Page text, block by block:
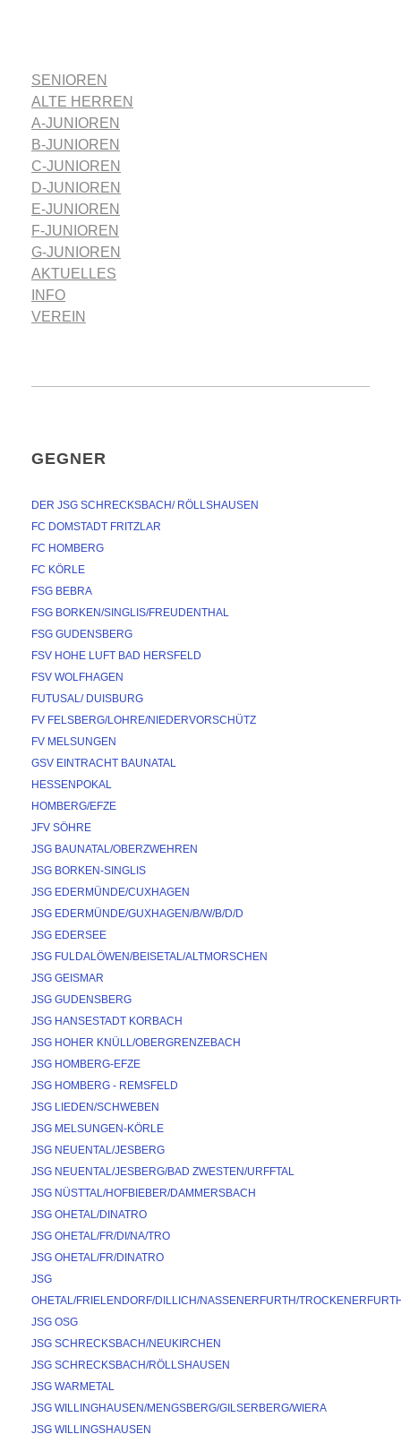
SENIOREN
ALTE HERREN
A-JUNIOREN
B-JUNIOREN
C-JUNIOREN
D-JUNIOREN
E-JUNIOREN
F-JUNIOREN
G-JUNIOREN
AKTUELLES
INFO
VEREIN
GEGNER
DER JSG SCHRECKSBACH/ RÖLLSHAUSEN
FC DOMSTADT FRITZLAR
FC HOMBERG
FC KÖRLE
FSG BEBRA
FSG BORKEN/SINGLIS/FREUDENTHAL
FSG GUDENSBERG
FSV HOHE LUFT BAD HERSFELD
FSV WOLFHAGEN
FUTUSAL/ DUISBURG
FV FELSBERG/LOHRE/NIEDERVORSCHÜTZ
FV MELSUNGEN
GSV EINTRACHT BAUNATAL
HESSENPOKAL
HOMBERG/EFZE
JFV SÖHRE
JSG BAUNATAL/OBERZWEHREN
JSG BORKEN-SINGLIS
JSG EDERMÜNDE/CUXHAGEN
JSG EDERMÜNDE/GUXHAGEN/B/W/B/D/D
JSG EDERSEE
JSG FULDALÖWEN/BEISETAL/ALTMORSCHEN
JSG GEISMAR
JSG GUDENSBERG
JSG HANSESTADT KORBACH
JSG HOHER KNÜLL/OBERGRENZEBACH
JSG HOMBERG-EFZE
JSG HOMBERG - REMSFELD
JSG LIEDEN/SCHWEBEN
JSG MELSUNGEN-KÖRLE
JSG NEUENTAL/JESBERG
JSG NEUENTAL/JESBERG/BAD ZWESTEN/URFFTAL
JSG NÜSTTAL/HOFBIEBER/DAMMERSBACH
JSG OHETAL/DINATRO
JSG OHETAL/FR/DI/NA/TRO
JSG OHETAL/FR/DINATRO
JSG
OHETAL/FRIELENDORF/DILLICH/NASSENERFURTH/
JSG OSG
JSG SCHRECKSBACH/NEUKIRCHEN
JSG SCHRECKSBACH/RÖLLSHAUSEN
JSG WARMETAL
JSG WILLINGHAUSEN/MENGSBERG/GILSERBERG/WIERA
JSG WILLINGSHAUSEN